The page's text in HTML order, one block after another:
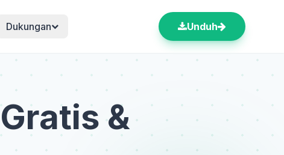
Dukungan Unduh
&